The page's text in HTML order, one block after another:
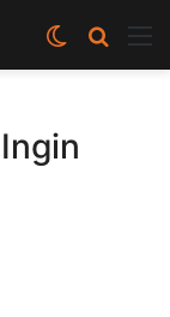
Cari
berita
Switch
skin